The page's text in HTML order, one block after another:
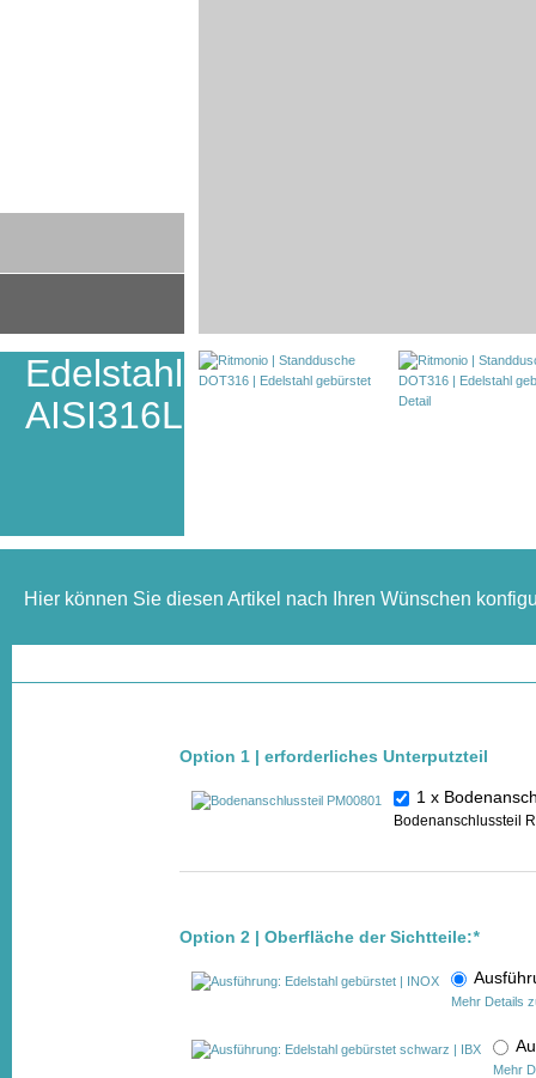
Edelstahl
AISI316L
Hier können Sie diesen Artikel nach Ihren Wünschen
Option 1 | erforderliches Unterputzteil
1 x
Bodenanschlussteil
Option 2 | Oberfläche der Sichtteile:*
Mehr Details
Mehr